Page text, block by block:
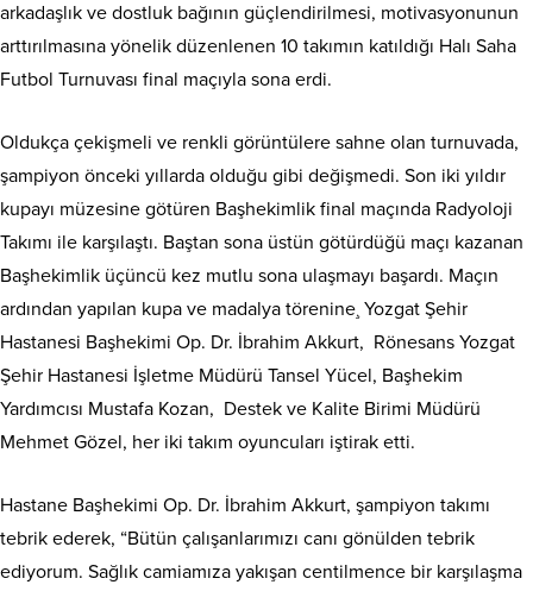
arkadaşlık ve dostluk bağının güçlendirilmesi, motivasyonunun
arttırılmasına yönelik düzenlenen 10 takımın katıldığı Halı Saha
Futbol Turnuvası final maçıyla sona erdi.
Oldukça çekişmeli ve renkli görüntülere sahne olan turnuvada,
şampiyon önceki yıllarda olduğu gibi değişmedi. Son iki yıldır
kupayı müzesine götüren Başhekimlik final maçında Radyoloji
Takımı ile karşılaştı. Baştan sona üstün götürdüğü maçı kazanan
Başhekimlik üçüncü kez mutlu sona ulaşmayı başardı. Maçın
ardından yapılan kupa ve madalya törenine¸ Yozgat Şehir
Hastanesi Başhekimi Op. Dr. İbrahim Akkurt, Rönesans Yozgat
Şehir Hastanesi İşletme Müdürü Tansel Yücel, Başhekim
Yardımcısı Mustafa Kozan, Destek ve Kalite Birimi Müdürü
Mehmet Gözel, her iki takım oyuncuları iştirak etti.
Hastane Başhekimi Op. Dr. İbrahim Akkurt, şampiyon takımı
tebrik ederek, “Bütün çalışanlarımızı canı gönülden tebrik
ediyorum. Sağlık camiamıza yakışan centilmence bir karşılaşma